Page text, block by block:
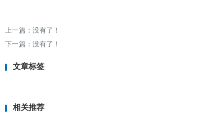
上一篇：没有了！
下一篇：没有了！
文章标签
相关推荐